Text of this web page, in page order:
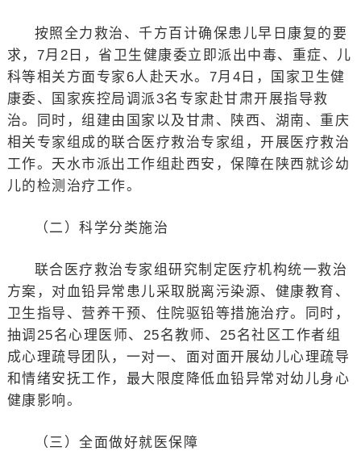
按照全力救治、千方百计确保患儿早日康复的要
求，7月2日，省卫生健康委立即派出中毒、重症、儿
科等相关方面专家6人赴天水。7月4日，国家卫生健
康委、国家疾控局调派3名专家赴甘肃开展指导救
治。同时，组建由国家以及甘肃、陕西、湖南、重庆
相关专家组成的联合医疗救治专家组，开展医疗救治
工作。天水市派出工作组赴西安，保障在陕西就诊幼
儿的检测治疗工作。
（二）科学分类施治
联合医疗救治专家组研究制定医疗机构统一救治
方案，对血铅异常患儿采取脱离污染源、健康教育、
卫生指导、营养干预、住院驱铅等措施治疗。同时，
抽调25名心理医师、25名教师、25名社区工作者组
成心理疏导团队，一对一、面对面开展幼儿心理疏导
和情绪安抚工作，最大限度降低血铅异常对幼儿身心
健康影响。
（三）全面做好就医保障